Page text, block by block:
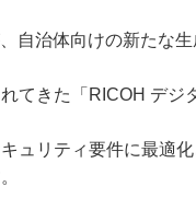
自治体向けの新たな
てきた「RICOH デ
ュリティ要件に最適